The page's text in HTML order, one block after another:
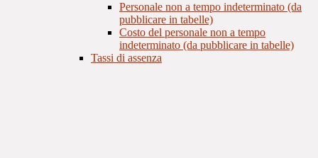
Personale non a tempo indeterminato (da
pubblicare in tabelle)
Costo del personale non a tempo
indeterminato (da pubblicare in tabelle)
Tassi di assenza